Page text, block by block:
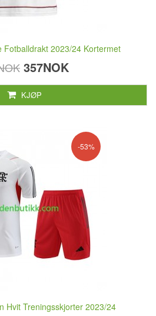
Fotballdrakt 2023/24 Kortermet
357NOK
KJØP
-53%
Hvit Treningsskjorter 2023/24